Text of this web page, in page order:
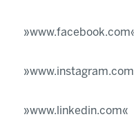
www.facebook.com
www.instagram.com
www.linkedin.com